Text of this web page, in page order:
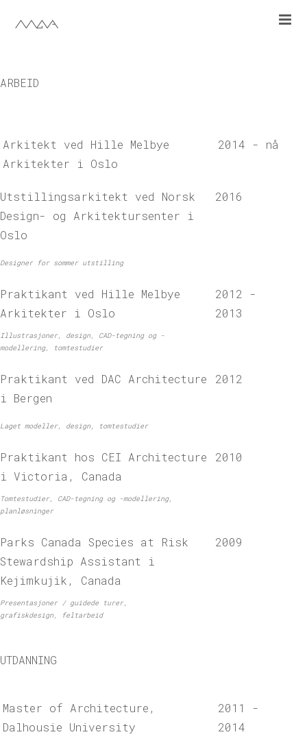
ARBEID
Arkitekt ved Hille Melbye
Arkitekter i Oslo
2014 - nå
Utstillingsarkitekt ved Norsk
Design- og Arkitektursenter i
Oslo
Designer for sommer utstilling
2016
Praktikant ved Hille Melbye
Arkitekter i Oslo
Illustrasjoner, design, CAD-tegning og -
modellering, tomtestudier
2012 -
2013
Praktikant ved DAC Architecture
i Bergen
Laget modeller, design, tomtestudier
2012
Praktikant hos CEI Architecture
i Victoria, Canada
Tomtestudier, CAD-tegning og -modellering,
planløsninger
2010
Parks Canada Species at Risk
Stewardship Assistant i
Kejimkujik, Canada
Presentasjoner / guidede turer,
grafiskdesign, feltarbeid
2009
UTDANNING
Master of Architecture,
Dalhousie University
2011 -
2014